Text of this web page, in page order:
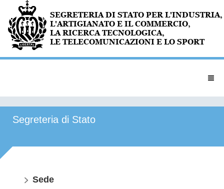
Segreteria di Stato
Sede